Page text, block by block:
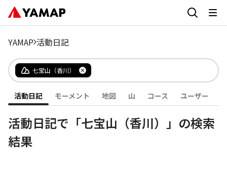
YAMAP 活動日記
七宝山（香川）
活動日記 モーメント 地図 山 コース ユーザー
活動日記で「七宝山（香川）」の検索
結果